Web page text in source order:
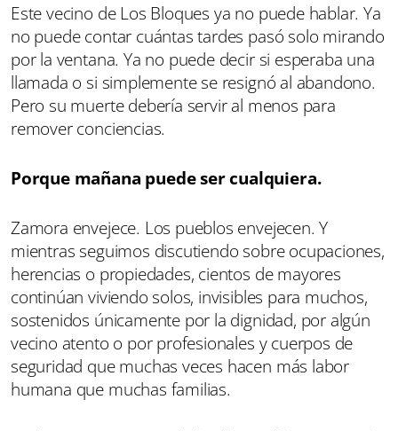
Este vecino de Los Bloques ya no puede hablar. Ya
no puede contar cuántas tardes pasó solo mirando
por la ventana. Ya no puede decir si esperaba una
llamada o si simplemente se resignó al abandono.
Pero su muerte debería servir al menos para
remover conciencias.
Porque mañana puede ser cualquiera.
Zamora envejece. Los pueblos envejecen. Y
mientras seguimos discutiendo sobre ocupaciones,
herencias o propiedades, cientos de mayores
continúan viviendo solos, invisibles para muchos,
sostenidos únicamente por la dignidad, por algún
vecino atento o por profesionales y cuerpos de
seguridad que muchas veces hacen más labor
humana que muchas familias.